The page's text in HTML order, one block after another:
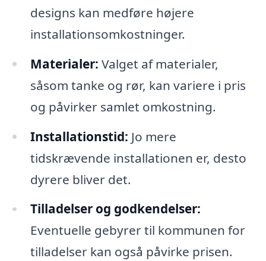
designs kan medføre højere
installationsomkostninger.
Materialer: Valget af materialer,
såsom tanke og rør, kan variere i pris
og påvirker samlet omkostning.
Installationstid: Jo mere
tidskrævende installationen er, desto
dyrere bliver det.
Tilladelser og godkendelser:
Eventuelle gebyrer til kommunen for
tilladelser kan også påvirke prisen.